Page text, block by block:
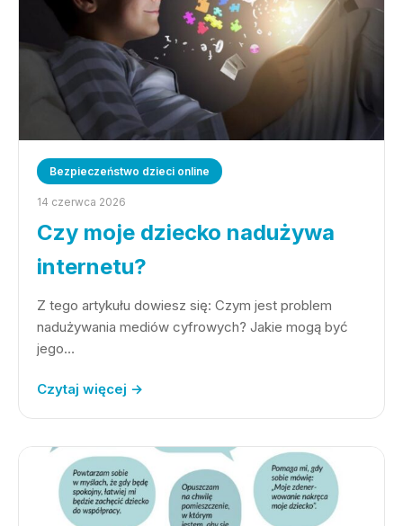
Bezpieczeństwo dzieci online
14 czerwca 2026
Czy moje dziecko nadużywa
internetu?
Z tego artykułu dowiesz się: Czym jest problem
nadużywania mediów cyfrowych? Jakie mogą być
jego…
Czytaj więcej →